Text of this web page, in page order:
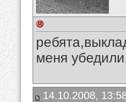
меня
14.10.2008,